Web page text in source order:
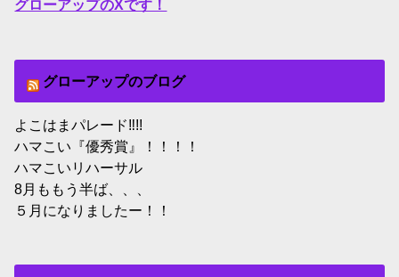
グローアップのXです！
グローアップのブログ
よこはまパレード‼︎!!
ハマこい『優秀賞』！！！！
ハマこいリハーサル
8月ももう半ば、、、
５月になりましたー！！